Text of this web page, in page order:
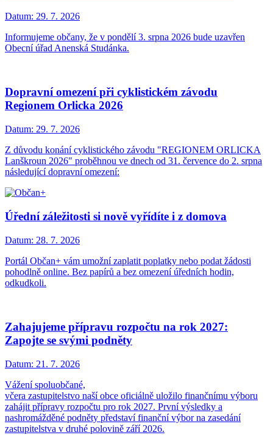
Datum: 29. 7. 2026
Informujeme občany, že v pondělí 3. srpna 2026 bude uzavřen
Obecní úřad Anenská Studánka.
Dopravní omezení při cyklistickém závodu
Regionem Orlicka 2026
Datum: 29. 7. 2026
Z důvodu konání cyklistického závodu "REGIONEM ORLICKA
Lanškroun 2026" proběhnou ve dnech od 31. července do 2. srpna
následující dopravní omezení:
Úřední záležitosti si nově vyřídíte i z domova
Datum: 28. 7. 2026
Portál Občan+ vám umožní zaplatit poplatky nebo podat žádosti
pohodlně online. Bez papírů a bez omezení úředních hodin,
odkudkoli.
Zahajujeme přípravu rozpočtu na rok 2027:
Zapojte se svými podněty
Datum: 21. 7. 2026
Vážení spoluobčané,
včera zastupitelstvo naší obce oficiálně uložilo finančnímu výboru
zahájit přípravy rozpočtu pro rok 2027. První výsledky a
nashromážděné podněty představí finanční výbor na zasedání
zastupitelstva v druhé polovině září 2026.